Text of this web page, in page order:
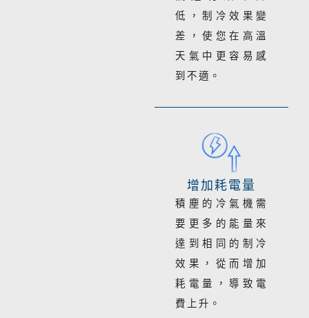
低，制冷效果變
差，使您在高溫
天氣中更容易感
到不適。
增加耗電量
積塵的冷氣機需
要更多的能量來
達到相同的制冷
效果，從而增加
耗電量，導致電
費上升。